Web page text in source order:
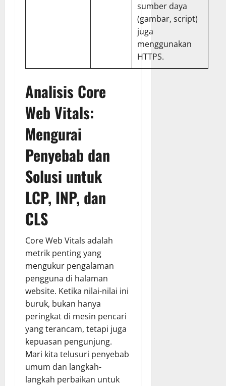
sumber daya
(gambar, script)
juga
menggunakan
HTTPS.
Analisis Core
Web Vitals:
Mengurai
Penyebab dan
Solusi untuk
LCP, INP, dan
CLS
Core Web Vitals adalah
metrik penting yang
mengukur pengalaman
pengguna di halaman
website. Ketika nilai-nilai ini
buruk, bukan hanya
peringkat di mesin pencari
yang terancam, tetapi juga
kepuasan pengunjung.
Mari kita telusuri penyebab
umum dan langkah-
langkah perbaikan untuk